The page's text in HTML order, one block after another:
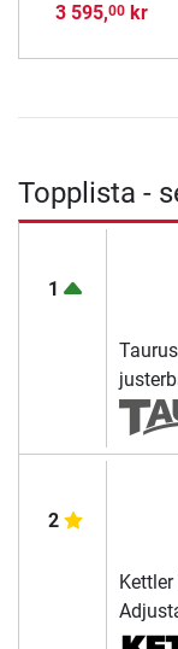
3 595,00kr
Topplista -
1
2
Kettler